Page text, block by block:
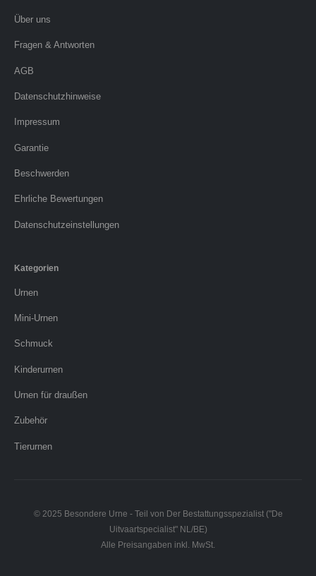
Über uns
Fragen & Antworten
AGB
Datenschutzhinweise
Impressum
Garantie
Beschwerden
Ehrliche Bewertungen
Datenschutzeinstellungen
Kategorien
Urnen
Mini-Urnen
Schmuck
Kinderurnen
Urnen für draußen
Zubehör
Tierurnen
© 2025 Besondere Urne - Teil von Der Bestattungsspezialist ("De
Uitvaartspecialist" NL/BE)
Alle Preisangaben inkl. MwSt.